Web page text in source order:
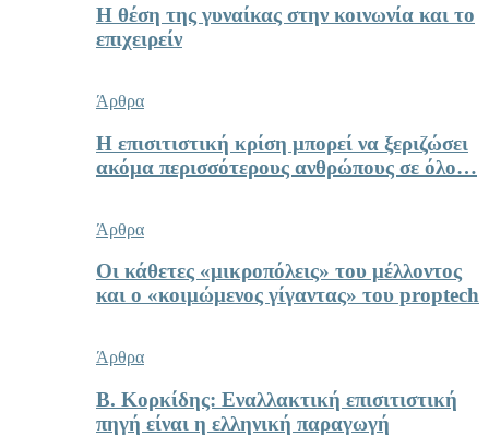
Η θέση της γυναίκας στην κοινωνία και το
επιχειρείν
Άρθρα
Η επισιτιστική κρίση μπορεί να ξεριζώσει
ακόμα περισσότερους ανθρώπους σε όλο…
Άρθρα
Οι κάθετες «μικροπόλεις» του μέλλοντος
και ο «κοιμώμενος γίγαντας» του proptech
Άρθρα
Β. Κορκίδης: Εναλλακτική επισιτιστική
πηγή είναι η ελληνική παραγωγή